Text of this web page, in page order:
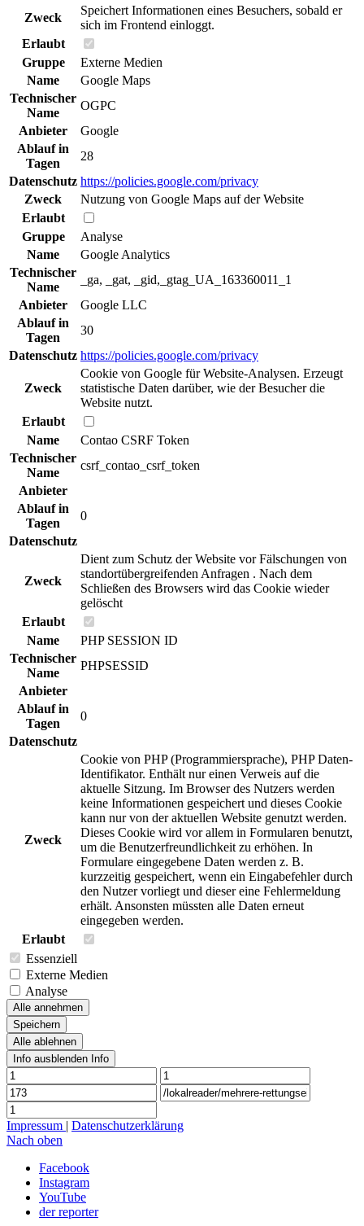
Zweck
Speichert Informationen eines Besuchers, sobald er
sich im Frontend einloggt.
Erlaubt
Gruppe
Externe Medien
Name
Google Maps
Technischer
Name
OGPC
Anbieter
Google
Ablauf in
Tagen
28
Datenschutz https://policies.google.com/privacy
Zweck
Nutzung von Google Maps auf der Website
Erlaubt
Gruppe
Analyse
Name
Google Analytics
Technischer
Name
_ga, _gat, _gid,_gtag_UA_163360011_1
Anbieter
Google LLC
Ablauf in
Tagen
30
Datenschutz https://policies.google.com/privacy
Zweck
Cookie von Google für Website-Analysen. Erzeugt
statistische Daten darüber, wie der Besucher die
Website nutzt.
Erlaubt
Name
Contao CSRF Token
Technischer
Name
csrf_contao_csrf_token
Anbieter
Ablauf in
Tagen
0
Datenschutz
Zweck
Dient zum Schutz der Website vor Fälschungen von
standortübergreifenden Anfragen . Nach dem
Schließen des Browsers wird das Cookie wieder
gelöscht
Erlaubt
Name
PHP SESSION ID
Technischer
Name
PHPSESSID
Anbieter
Ablauf in
Tagen
0
Datenschutz
Zweck
Cookie von PHP (Programmiersprache), PHP Daten-
Identifikator. Enthält nur einen Verweis auf die
aktuelle Sitzung. Im Browser des Nutzers werden
keine Informationen gespeichert und dieses Cookie
kann nur von der aktuellen Website genutzt werden.
Dieses Cookie wird vor allem in Formularen benutzt,
um die Benutzerfreundlichkeit zu erhöhen. In
Formulare eingegebene Daten werden z. B.
kurzzeitig gespeichert, wenn ein Eingabefehler durch
den Nutzer vorliegt und dieser eine Fehlermeldung
erhält. Ansonsten müssten alle Daten erneut
eingegeben werden.
Erlaubt
Essenziell
Externe Medien
Analyse
Alle annehmen
Speichern
Alle ablehnen
Info ausblenden Info
Impressum | Datenschutzerklärung
Nach oben
Facebook
Instagram
YouTube
der reporter